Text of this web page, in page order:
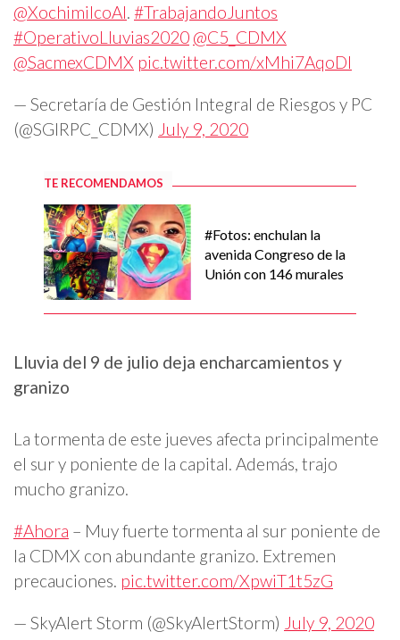
@XochimilcoAl. #TrabajandoJuntos
#OperativoLluvias2020 @C5_CDMX
@SacmexCDMX pic.twitter.com/xMhi7AqoDI
— Secretaría de Gestión Integral de Riesgos y PC
(@SGIRPC_CDMX) July 9, 2020
TE RECOMENDAMOS
#Fotos: enchulan la
avenida Congreso de la
Unión con 146 murales
Lluvia del 9 de julio deja encharcamientos y
granizo
La tormenta de este jueves afecta principalmente
el sur y poniente de la capital. Además, trajo
mucho granizo.
#Ahora – Muy fuerte tormenta al sur poniente de
la CDMX con abundante granizo. Extremen
precauciones. pic.twitter.com/XpwiT1t5zG
— SkyAlert Storm (@SkyAlertStorm) July 9, 2020